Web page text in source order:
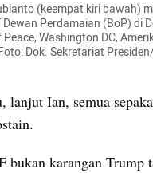
(keempat kiri bawah)
Perdamaian (BoP) di
Washington DC,
Dok. Sekretariat
lanjut Ian, semua
bukan karangan Trump